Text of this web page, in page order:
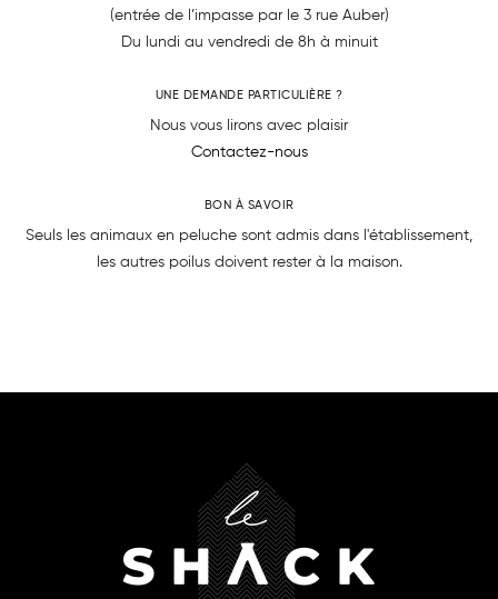
(entrée de l’impasse par le 3 rue Auber)
Du lundi au vendredi de 8h à minuit
UNE DEMANDE PARTICULIÈRE ?
Nous vous lirons avec plaisir
Contactez-nous
BON À SAVOIR
Seuls les animaux en peluche sont admis dans l'établissement,
les autres poilus doivent rester à la maison.